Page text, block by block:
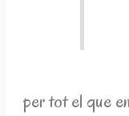
per tot el que